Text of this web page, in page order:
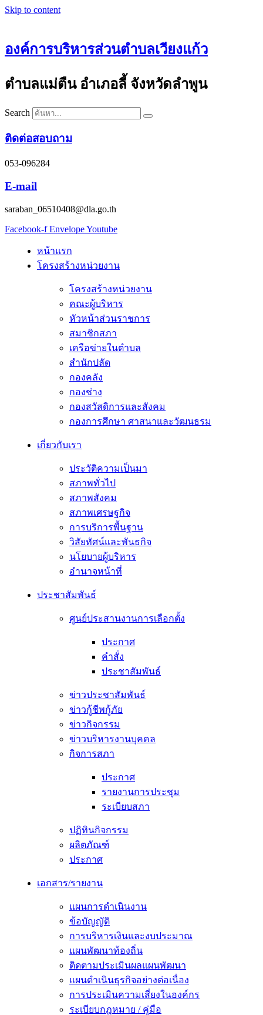
Skip to content
องค์การบริหารส่วนตำบลเวียงแก้ว
ตำบลแม่ตืน อำเภอลี้ จังหวัดลำพูน
Search
ติดต่อสอบถาม
053-096284
E-mail
saraban_06510408@dla.go.th
Facebook-f EnvelopeYoutube
หน้าแรก
โครงสร้างหน่วยงาน
โครงสร้างหน่วยงาน
คณะผู้บริหาร
หัวหน้าส่วนราชการ
สมาชิกสภา
เครือข่ายในตำบล
สำนักปลัด
กองคลัง
กองช่าง
กองสวัสดิการและสังคม
กองการศึกษา ศาสนาและวัฒนธรม
เกี่ยวกับเรา
ประวัติความเป็นมา
สภาพทั่วไป
สภาพสังคม
สภาพเศรษฐกิจ
การบริการพื้นฐาน
วิสัยทัศน์และพันธกิจ
นโยบายผู้บริหาร
อํานาจหน้าที่
ประชาสัมพันธ์
ศูนย์ประสานงานการเลือกตั้ง
ประกาศ
คำสั่ง
ประชาสัมพันธ์
ข่าวประชาสัมพันธ์
ข่าวกู้ชีพกู้ภัย
ข่าวกิจกรรม
ข่าวบริหารงานบุคคล
กิจการสภา
ประกาศ
รายงานการประชุม
ระเบียบสภา
ปฏิทินกิจกรรม
ผลิตภัณฑ์
ประกาศ
เอกสาร/รายงาน
แผนการดำเนินงาน
ข้อบัญญัติ
การบริหารเงินและงบประมาณ
แผนพัฒนาท้องถิ่น
ติดตามประเมินผลแผนพัฒนา
แผนดำเนินธุรกิจอย่างต่อเนื่อง
การประเมินความเสี่ยงในองค์กร
ระเบียบกฎหมาย / คู่มือ